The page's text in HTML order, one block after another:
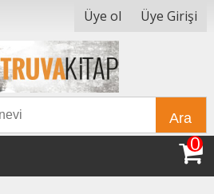
Üye ol Üye Girişi
Ara
0